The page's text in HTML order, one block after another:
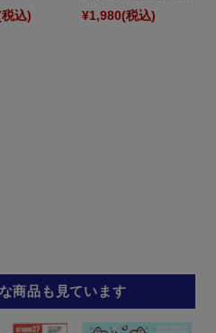
込) ¥1,980(税込)
商品も見ています